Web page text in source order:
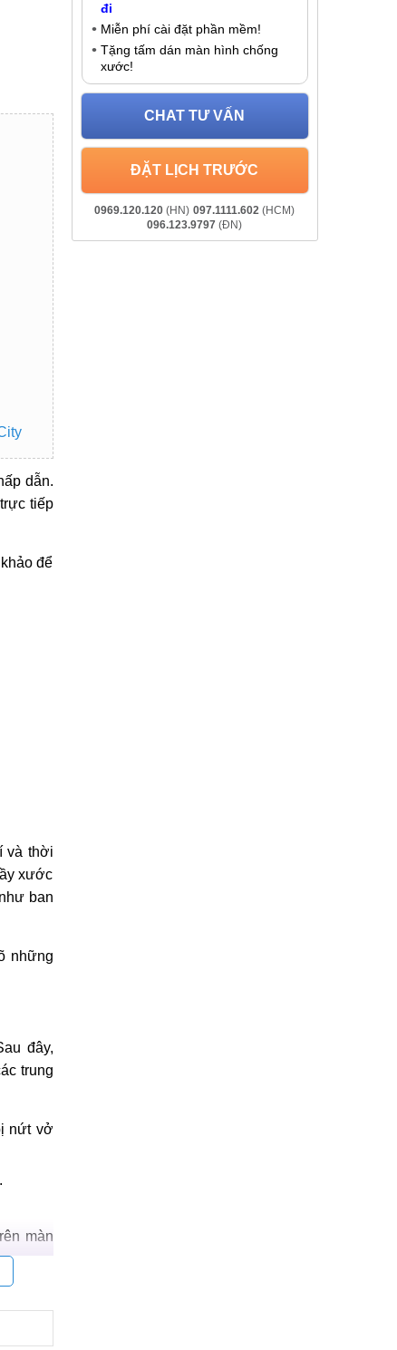
dẫn.
tiếp
để
và thời
xước
ban
những
đây,
trung
nứt vở
màn
đi
Miễn phí cài đặt phần mềm!
Tặng tấm dán màn hình chống
xước!
CHAT TƯ VẤN
ĐẶT LỊCH TRƯỚC
0969.120.120 (HN) 097.1111.602 (HCM)
096.123.9797 (ĐN)